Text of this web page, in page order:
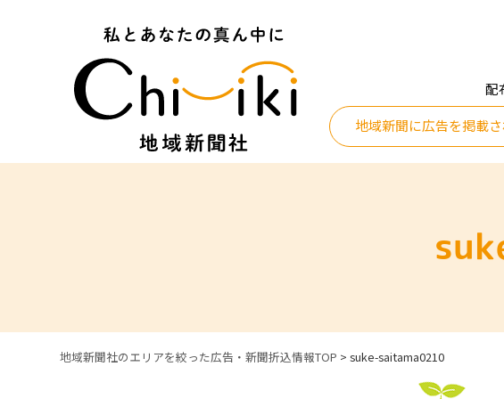
配
地域新聞に広告を掲載
地域新聞社のエリアを絞った広告・新聞折込情報TOP >suke-saitama0210